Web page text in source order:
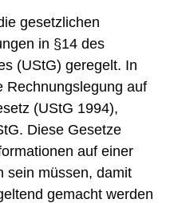
gesetzlichen
in §14 des
(UStG) geregelt. In
Rechnungslegung auf
(UStG 1994),
Diese Gesetze
auf einer
sein müssen, damit
gemacht werden